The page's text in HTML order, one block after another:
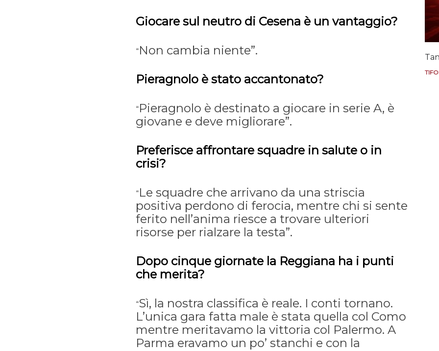
Giocare sul neutro di Cesena è un vantaggio?
“Non cambia niente”.
Pieragnolo è stato accantonato?
“Pieragnolo è destinato a giocare in serie A, è
giovane e deve migliorare”.
Preferisce affrontare squadre in salute o in
crisi?
“Le squadre che arrivano da una striscia
positiva perdono di ferocia, mentre chi si sente
ferito nell’anima riesce a trovare ulteriori
risorse per rialzare la testa”.
Dopo cinque giornate la Reggiana ha i punti
che merita?
“Sì, la nostra classifica è reale. I conti tornano.
L’unica gara fatta male è stata quella col Como
mentre meritavamo la vittoria col Palermo. A
Parma eravamo un po’ stanchi e con la